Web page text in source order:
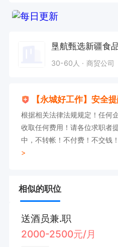
30-60人 商贸公司
【永城好工作】安全
根据相关法律法规规定！任何
收取任何费用！请各位求职者
中，不转帐！不付费！不交钱
>
相似的职位
送酒员兼.职
2000-2500元/月